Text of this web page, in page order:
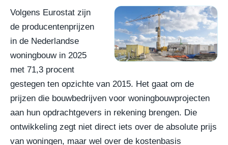
Volgens Eurostat zijn
de producentenprijzen
in de Nederlandse
woningbouw in 2025
met 71,3 procent
gestegen ten opzichte van 2015. Het gaat om de
prijzen die bouwbedrijven voor woningbouwprojecten
aan hun opdrachtgevers in rekening brengen. Die
ontwikkeling zegt niet direct iets over de absolute prijs
van woningen, maar wel over de kostenbasis